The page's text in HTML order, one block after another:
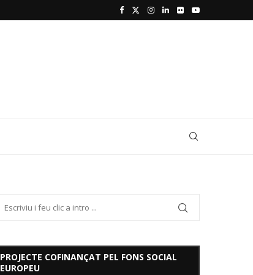
PROJECTE COFINANÇAT PEL FONS SOCIAL
EUROPEU